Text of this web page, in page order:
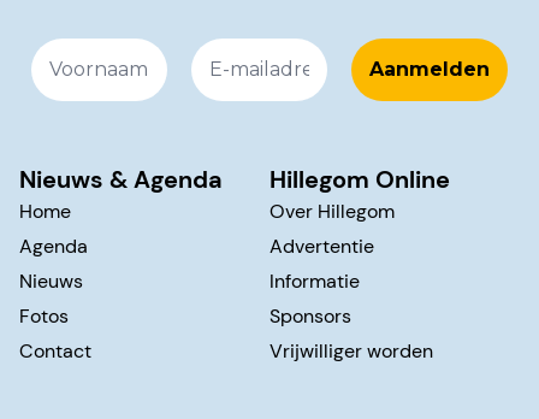
Nieuws & Agenda
Home
Agenda
Nieuws
Fotos
Contact
Hillegom Online
Over Hillegom
Advertentie
Informatie
Sponsors
Vrijwilliger worden